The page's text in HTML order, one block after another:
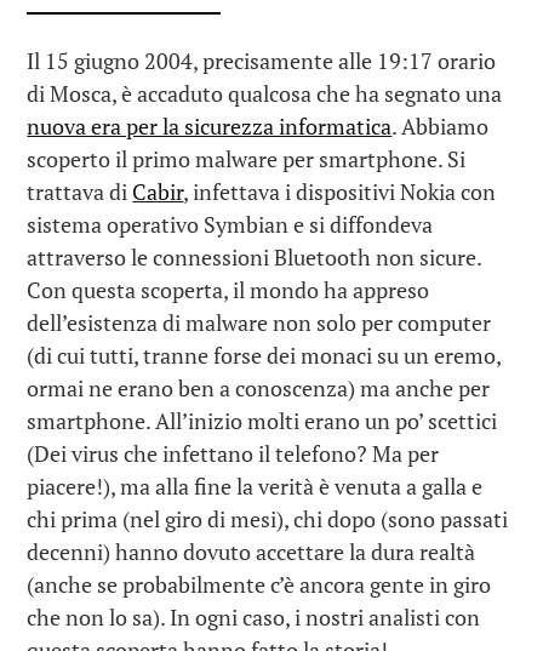
Il 15 giugno 2004, precisamente alle 19:17 orario
di Mosca, è accaduto qualcosa che ha segnato una
nuova era per la sicurezza informatica. Abbiamo
scoperto il primo malware per smartphone. Si
trattava di Cabir, infettava i dispositivi Nokia con
sistema operativo Symbian e si diffondeva
attraverso le connessioni Bluetooth non sicure.
Con questa scoperta, il mondo ha appreso
dell’esistenza di malware non solo per computer
(di cui tutti, tranne forse dei monaci su un eremo,
ormai ne erano ben a conoscenza) ma anche per
smartphone. All’inizio molti erano un po’ scettici
(Dei virus che infettano il telefono? Ma per
piacere!), ma alla fine la verità è venuta a galla e
chi prima (nel giro di mesi), chi dopo (sono passati
decenni) hanno dovuto accettare la dura realtà
(anche se probabilmente c’è ancora gente in giro
che non lo sa). In ogni caso, i nostri analisti con